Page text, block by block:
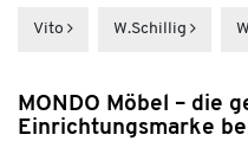
Vito W.Schillig
MONDO Möbel – die
Einrichtungsmarke